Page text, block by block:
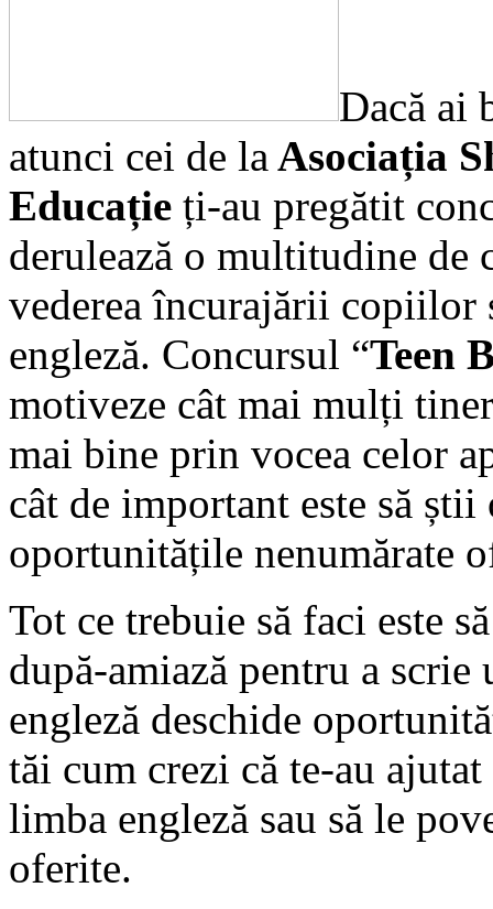
Dacă ai
atunci cei de la Asociația
Educație ți-au pregătit
derulează o multitudine de
vederea încurajării
engleză. Concursul “Teen
motiveze cât mai mulți
mai bine prin vocea celor
cât de important este să
oportunitățile nenumărate
Tot ce trebuie să faci este
după-amiază pentru a
engleză deschide
tăi cum crezi că te-au
limba engleză sau să le
oferite.